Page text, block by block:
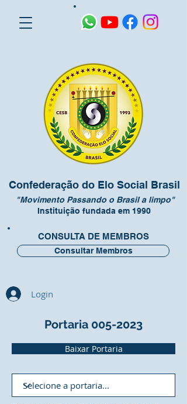
Confederação do Elo Social Brasil
"Movimento Passando o Brasil a limpo"
Instituição fundada em 1990
CONSULTA DE MEMBROS
Consultar Membros
Login
Portaria 005-2023
Baixar Portaria